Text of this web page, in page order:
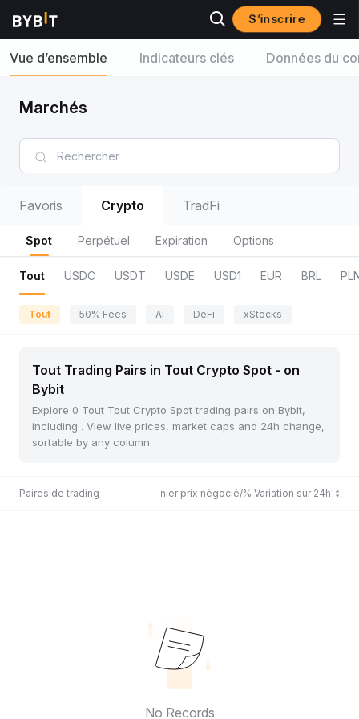
S’inscrire
Vue d’ensemble Indicateurs clés Données du
Marchés
Favoris Crypto TradFi
Spot Perpétuel Expiration Options
Tout USDC USDT USDE USD1 EUR BRL
Tout 50% Fees AI DeFi xStocks
Tout Trading Pairs in Tout Crypto Spot - on
Bybit
Explore 0 Tout Tout Crypto Spot trading pairs on Bybit,
including . View live prices, market caps and 24h change,
sortable by any column.
Paires de trading Dernier prix négocié/% Variation sur 24h
No Records